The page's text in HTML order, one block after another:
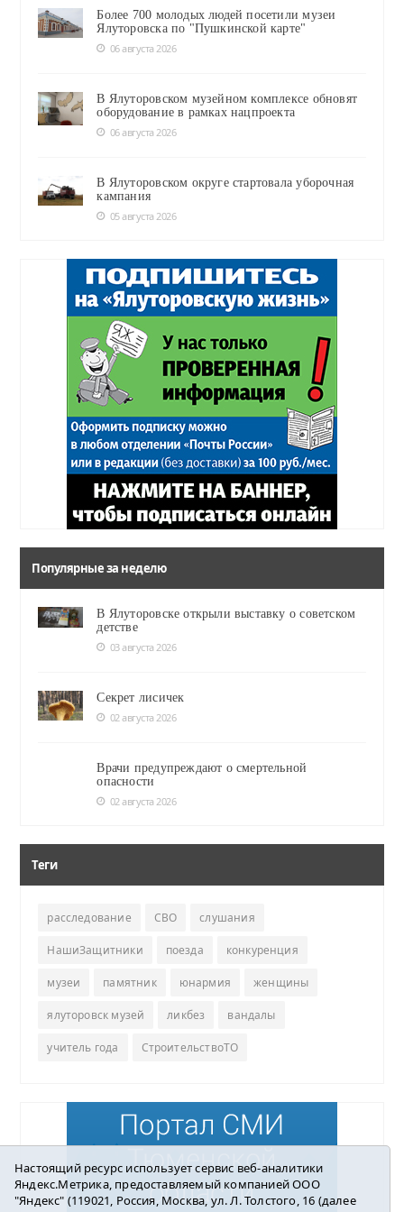
Более 700 молодых людей посетили музеи
Ялуторовска по "Пушкинской карте"
06 августа 2026
В Ялуторовском музейном комплексе обновят
оборудование в рамках нацпроекта
06 августа 2026
В Ялуторовском округе стартовала уборочная
кампания
05 августа 2026
Популярные за неделю
В Ялуторовске открыли выставку о советском
детстве
03 августа 2026
Секрет лисичек
02 августа 2026
Врачи предупреждают о смертельной
опасности
02 августа 2026
Теги
расследование СВО слушания
НашиЗащитники поезда конкуренция
музеи памятник юнармия женщины
ялуторовск музей ликбез вандалы
учитель года СтроительствоТО
Настоящий ресурс использует сервис веб-аналитики
Яндекс.Метрика, предоставляемый компанией ООО
"Яндекс" (119021, Россия, Москва, ул. Л. Толстого, 16 (далее